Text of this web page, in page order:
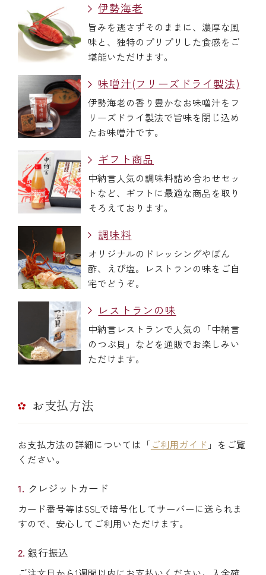
伊勢海老
旨みを逃さずそのままに、濃厚な風
味と、独特のプリプリした食感をご
堪能いただけます。
味噌汁(フリーズドライ製法)
伊勢海老の香り豊かなお味噌汁をフ
リーズドライ製法で旨味を閉じ込め
たお味噌汁です。
ギフト商品
中納言人気の調味料詰め合わせセッ
トなど、ギフトに最適な商品を取り
そろえております。
調味料
オリジナルのドレッシングやぽん
酢、えび塩。レストランの味をご自
宅でどうぞ。
レストランの味
中納言レストランで人気の「中納言
のつぶ貝」などを通販でお楽しみい
ただけます。
お支払方法
お支払方法の詳細については「ご利用ガイド 」をご覧
ください。
クレジットカード
カード番号等はSSLで暗号化してサーバーに送られま
すので、安心してご利用いただけます。
銀行振込